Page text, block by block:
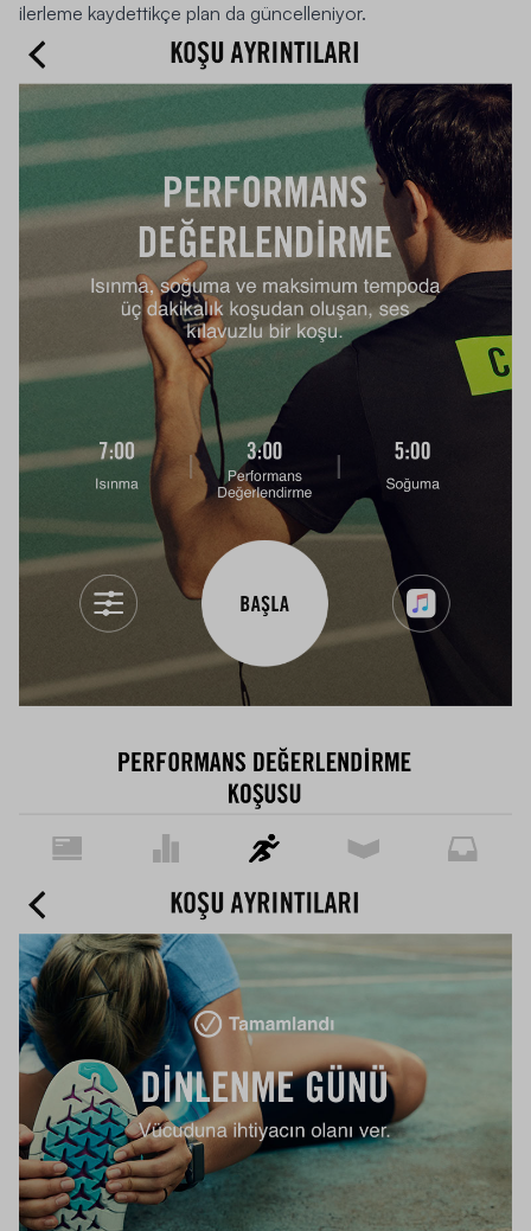
ilerleme kaydettikçe plan da güncelleniyor.